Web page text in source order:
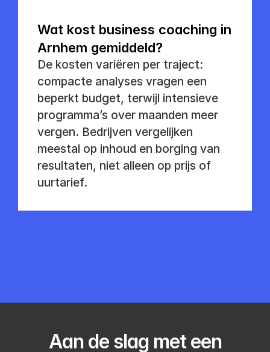
Wat kost business coaching in
Arnhem gemiddeld?
De kosten variëren per traject:
compacte analyses vragen een
beperkt budget, terwijl intensieve
programma’s over maanden meer
vergen. Bedrijven vergelijken
meestal op inhoud en borging van
resultaten, niet alleen op prijs of
uurtarief.
Aan de slag met een